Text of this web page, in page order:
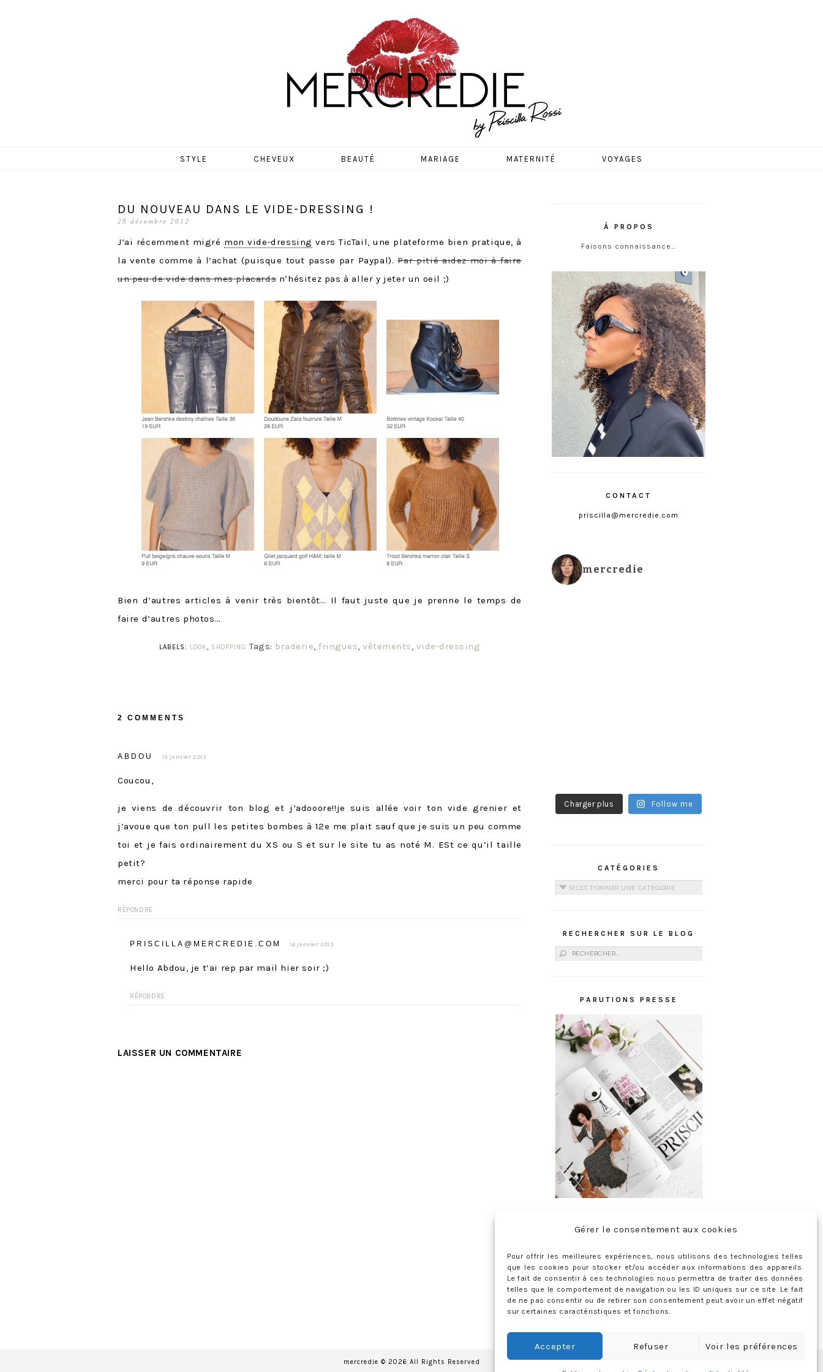
Gérer le consentement aux cookies
Pour offrir les meilleures expériences, nous utilisons des technologies telles
que les cookies pour stocker et/ou accéder aux informations des appareils.
Le fait de consentir à ces technologies nous permettra de traiter des données
telles que le comportement de navigation ou les ID uniques sur ce site. Le fait
de ne pas consentir ou de retirer son consentement peut avoir un effet négatif
sur certaines caractéristiques et fonctions.
Accepter Refuser Voir les préférences
MERCREDIE
STYLE CHEVEUX BEAUTÉ MARIAGE MATERNITÉ VOYAGES
DU NOUVEAU DANS LE VIDE-DRESSING !
28 décembre 2012
J’ai récemment migré mon vide-dressing vers TicTail, une plateforme bien pratique, à
la vente comme à l’achat (puisque tout passe par Paypal).Par pitié aidez-moi à faire
un peu de vide dans mes placardsn’hésitez pas à aller y jeter un oeil ;)
Bien d’autres articles à venir très bientôt… Il faut juste que je prenne le temps de
faire d’autres photos…
LABELS: LOOK, SHOPPING Tags: braderie, fringues, vêtements, vide-dressing
2 COMMENTS
ABDOU 13 janvier 2013
Coucou,
je viens de découvrir ton blog et j’adooore!!je suis allée voir ton vide grenier et
j’avoue que ton pull les petites bombes à 12e me plait sauf que je suis un peu comme
toi et je fais ordinairement du XS ou S et sur le site tu as noté M. ESt ce qu’il taille
petit?
merci pour ta réponse rapide
RÉPONDRE
PRISCILLA@MERCREDIE.COM 14 janvier 2013
Hello Abdou, je t’ai rep par mail hier soir ;)
RÉPONDRE
LAISSER UN COMMENTAIRE
À PROPOS
Faisons connaissance…
CONTACT
priscilla@mercredie.com
mercredie
Charger plus Follow me
CATÉGORIES
Catégories
RECHERCHER SUR LE BLOG
Rechercher :
PARUTIONS PRESSE
Adresse
e-
Je m'abonne !
Rejoignez les 398 autres abonnés
mercredie © 2026 All Rights Reserved